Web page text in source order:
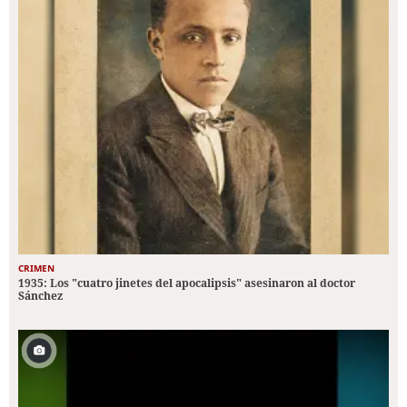
CRIMEN
1935: Los "cuatro jinetes del apocalipsis" asesinaron al doctor
Sánchez